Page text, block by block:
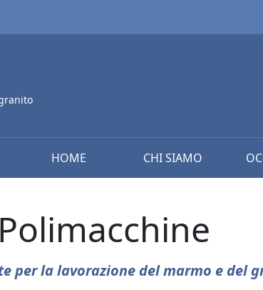
HOME CHI SIAMO
Polimacchine
per la lavorazione del marmo e del